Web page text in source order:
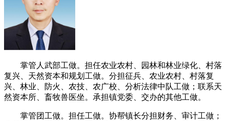
掌管人武部工做。担任农业农村、园林和林业绿化、村落
复兴、天然资本和规划工做。分担征兵、农业农村、村落复
兴、林业、防火、农技、农广校、分析法律中队工做；联系天
然资本所、畜牧兽医坐。承担镇党委、交办的其他工做。
掌管团工做。担任工做。协帮镇长分担财务、审计工做；